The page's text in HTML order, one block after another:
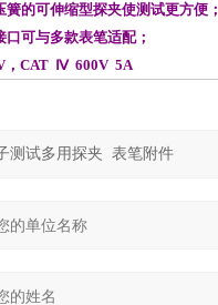
簧的可伸缩型探夹使测试更方便；
可与多款表笔适配；
CAT Ⅳ 600V 5A